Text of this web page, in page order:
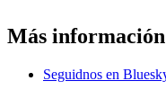
Más información
Seguidnos en